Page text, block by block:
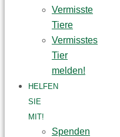
Vermisste
Tiere
Vermisstes
Tier
melden!
HELFEN
SIE
MIT!
Spenden